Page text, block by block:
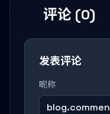
评论 (0)
发表评论
昵称